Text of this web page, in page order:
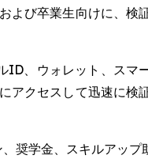
び卒業生向けに、検
、ウォレット、スマ
クセスして迅速に
学金、スキルアップ